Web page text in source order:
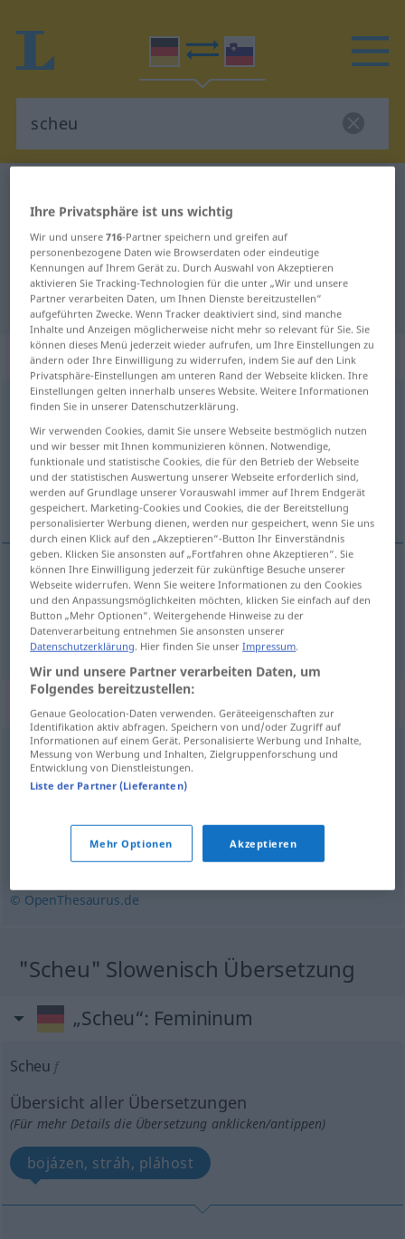
Deutsch-Slowenisch Übersetzung
für "scheu"
"scheu" Slowenisch Übersetzung
„scheu“
scheu
Übersicht aller Übersetzungen
(Für mehr Details die Übersetzung anklicken/antippen)
plášen, pláh
plášen scheu
pláh scheu
Synonyme für "scheu"
wild
schüchtern,zaghaft,gehemmt
© OpenThesaurus.de
"Scheu" Slowenisch Übersetzung
„Scheu“: Femininum
Scheu f
Übersicht aller Übersetzungen
(Für mehr Details die Übersetzung anklicken/antippen)
bojázen, stráh, pláhost
Ihre Privatsphäre ist uns wichtig
Wir und unsere716-Partner speichern und greifen auf
personenbezogene Daten wie Browserdaten oder eindeutige
Kennungen auf Ihrem Gerät zu. Durch Auswahl von Akzeptieren
aktivieren Sie Tracking-Technologien für die unter „Wir und unsere
Partner verarbeiten Daten, um Ihnen Dienste bereitzustellen“
aufgeführten Zwecke. Wenn Tracker deaktiviert sind, sind manche
Inhalte und Anzeigen möglicherweise nicht mehr so relevant für Sie. Sie
können dieses Menü jederzeit wieder aufrufen, um Ihre Einstellungen zu
ändern oder Ihre Einwilligung zu widerrufen, indem Sie auf den Link
Privatsphäre-Einstellungen am unteren Rand der Webseite klicken. Ihre
Einstellungen gelten innerhalb unseres Website. Weitere Informationen
finden Sie in unserer Datenschutzerklärung.
Wir verwenden Cookies, damit Sie unsere Webseite bestmöglich nutzen
und wir besser mit Ihnen kommunizieren können. Notwendige,
funktionale und statistische Cookies, die für den Betrieb der Webseite
und der statistischen Auswertung unserer Webseite erforderlich sind,
werden auf Grundlage unserer Vorauswahl immer auf Ihrem Endgerät
gespeichert. Marketing-Cookies und Cookies, die der Bereitstellung
personalisierter Werbung dienen, werden nur gespeichert, wenn Sie uns
durch einen Klick auf den „Akzeptieren“-Button Ihr Einverständnis
geben. Klicken Sie ansonsten auf „Fortfahren ohne Akzeptieren“. Sie
können Ihre Einwilligung jederzeit für zukünftige Besuche unserer
Webseite widerrufen. Wenn Sie weitere Informationen zu den Cookies
und den Anpassungsmöglichkeiten möchten, klicken Sie einfach auf den
Button „Mehr Optionen“. Weitergehende Hinweise zu der
Datenverarbeitung entnehmen Sie ansonsten unserer
Datenschutzerklärung. Hier finden Sie unserImpressum.
Wir und unsere Partner verarbeiten Daten, um
Folgendes bereitzustellen:
Genaue Geolocation-Daten verwenden. Geräteeigenschaften zur
Identifikation aktiv abfragen. Speichern von und/oder Zugriff auf
Informationen auf einem Gerät. Personalisierte Werbung und Inhalte,
Messung von Werbung und Inhalten, Zielgruppenforschung und
Entwicklung von Dienstleistungen.
Liste der Partner (Lieferanten)
Mehr Optionen Akzeptieren